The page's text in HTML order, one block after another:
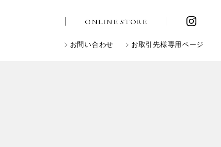
ONLINE STORE
お問い合わせ お取引先様専用ページ